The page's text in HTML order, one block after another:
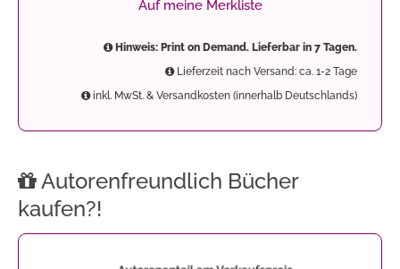
Auf meine Merkliste
Hinweis: Print on Demand. Lieferbar in 7 Tagen.
Lieferzeit nach Versand: ca. 1-2 Tage
inkl. MwSt. & Versandkosten (innerhalb Deutschlands)
Autorenfreundlich Bücher
kaufen?!